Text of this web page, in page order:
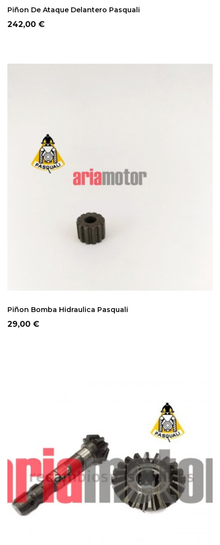
Piñon De Ataque Delantero Pasquali
Precio
242,00 €
Piñon Bomba Hidraulica Pasquali
Precio
29,00 €